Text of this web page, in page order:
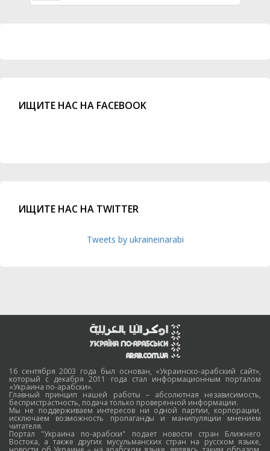
ИЩИТЕ НАС НА FACEBOOK
ИЩИТЕ НАС НА TWITTER
Tweets by ukraineinarabi
16 сентября 2003 года был основан, «Украинско-арабский сайт»,
который с декабря 2011 года стал информационным порталом
«Украина по-арабски».
Главный принцип нашей работы – абсолютная независимость,
беспристрастность, подача только проверенной информации.
Мы не поддерживаем интересов ни одной партии, корпорации,
исключаем возможность пропаганды и манипуляции мнением
читателя.
Портал "Украина по-арабски" подает новости стран Ближнего
Востока, а также других мусульманских стран на русском языке,